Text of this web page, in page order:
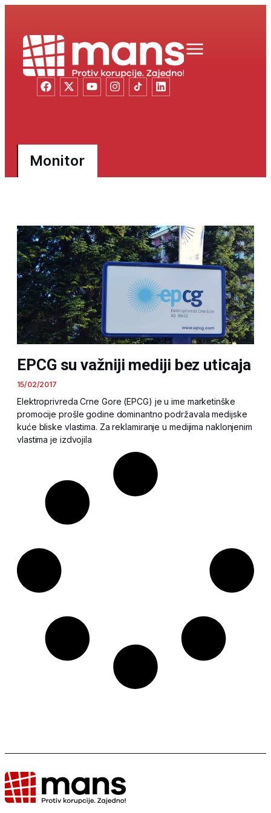
Monitor
EPCG su važniji mediji bez uticaja
15/02/2017
Elektroprivreda Crne Gore (EPCG) je u ime marketinške
promocije prošle godine dominantno podržavala medijske
kuće bliske vlastima. Za reklamiranje u medijima naklonjenim
vlastima je izdvojila